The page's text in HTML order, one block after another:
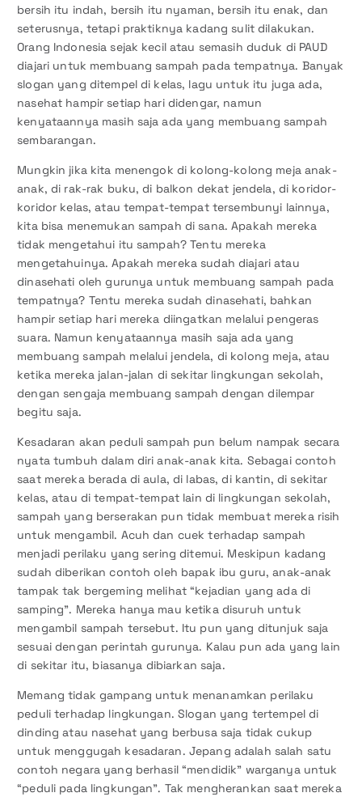
bersih itu indah, bersih itu nyaman, bersih itu enak, dan
seterusnya, tetapi praktiknya kadang sulit dilakukan.
Orang Indonesia sejak kecil atau semasih duduk di PAUD
diajari untuk membuang sampah pada tempatnya. Banyak
slogan yang ditempel di kelas, lagu untuk itu juga ada,
nasehat hampir setiap hari didengar, namun
kenyataannya masih saja ada yang membuang sampah
sembarangan.
Mungkin jika kita menengok di kolong-kolong meja anak-
anak, di rak-rak buku, di balkon dekat jendela, di koridor-
koridor kelas, atau tempat-tempat tersembunyi lainnya,
kita bisa menemukan sampah di sana. Apakah mereka
tidak mengetahui itu sampah? Tentu mereka
mengetahuinya. Apakah mereka sudah diajari atau
dinasehati oleh gurunya untuk membuang sampah pada
tempatnya? Tentu mereka sudah dinasehati, bahkan
hampir setiap hari mereka diingatkan melalui pengeras
suara. Namun kenyataannya masih saja ada yang
membuang sampah melalui jendela, di kolong meja, atau
ketika mereka jalan-jalan di sekitar lingkungan sekolah,
dengan sengaja membuang sampah dengan dilempar
begitu saja.
Kesadaran akan peduli sampah pun belum nampak secara
nyata tumbuh dalam diri anak-anak kita. Sebagai contoh
saat mereka berada di aula, di labas, di kantin, di sekitar
kelas, atau di tempat-tempat lain di lingkungan sekolah,
sampah yang berserakan pun tidak membuat mereka risih
untuk mengambil. Acuh dan cuek terhadap sampah
menjadi perilaku yang sering ditemui. Meskipun kadang
sudah diberikan contoh oleh bapak ibu guru, anak-anak
tampak tak bergeming melihat “kejadian yang ada di
samping”. Mereka hanya mau ketika disuruh untuk
mengambil sampah tersebut. Itu pun yang ditunjuk saja
sesuai dengan perintah gurunya. Kalau pun ada yang lain
di sekitar itu, biasanya dibiarkan saja.
Memang tidak gampang untuk menanamkan perilaku
peduli terhadap lingkungan. Slogan yang tertempel di
dinding atau nasehat yang berbusa saja tidak cukup
untuk menggugah kesadaran. Jepang adalah salah satu
contoh negara yang berhasil “mendidik” warganya untuk
“peduli pada lingkungan”. Tak mengherankan saat mereka